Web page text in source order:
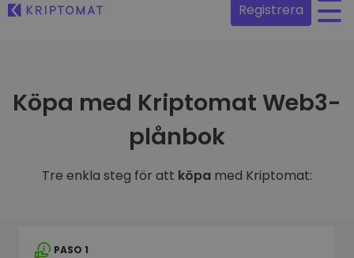
Registrera
Köpa med Kriptomat Web3-
plånbok
Tre enkla steg för att köpa med Kriptomat:
PASO 1